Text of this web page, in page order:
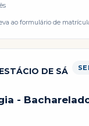
ao formulário de
DE SÁ
-